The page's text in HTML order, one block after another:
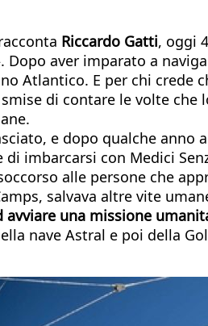
Riccardo Gatti, oggi
Dopo aver imparato a
Atlantico. E per chi crede
di contare le volte
e dopo qualche
di imbarcarsi con Medici
alle persone che
salvava altre vite
avviare una missione
nave Astral e poi della